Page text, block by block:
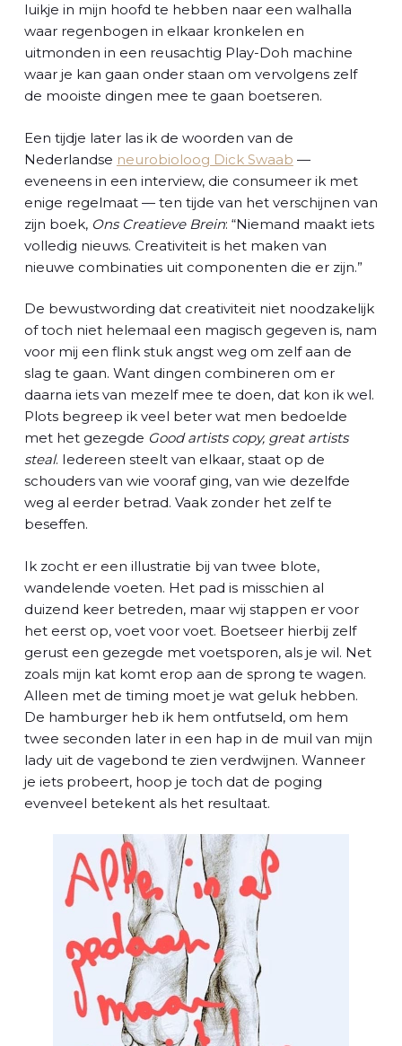
luikje in mijn hoofd te hebben naar een walhalla
waar regenbogen in elkaar kronkelen en
uitmonden in een reusachtig Play-Doh machine
waar je kan gaan onder staan om vervolgens zelf
de mooiste dingen mee te gaan boetseren.
Een tijdje later las ik de woorden van de
Nederlandse neurobioloog Dick Swaab —
eveneens in een interview, die consumeer ik met
enige regelmaat — ten tijde van het verschijnen van
zijn boek, Ons Creatieve Brein: “Niemand maakt iets
volledig nieuws. Creativiteit is het maken van
nieuwe combinaties uit componenten die er zijn.”
De bewustwording dat creativiteit niet noodzakelijk
of toch niet helemaal een magisch gegeven is, nam
voor mij een flink stuk angst weg om zelf aan de
slag te gaan. Want dingen combineren om er
daarna iets van mezelf mee te doen, dat kon ik wel.
Plots begreep ik veel beter wat men bedoelde
met het gezegde Good artists copy, great artists
steal. Iedereen steelt van elkaar, staat op de
schouders van wie vooraf ging, van wie dezelfde
weg al eerder betrad. Vaak zonder het zelf te
beseffen.
Ik zocht er een illustratie bij van twee blote,
wandelende voeten. Het pad is misschien al
duizend keer betreden, maar wij stappen er voor
het eerst op, voet voor voet. Boetseer hierbij zelf
gerust een gezegde met voetsporen, als je wil. Net
zoals mijn kat komt erop aan de sprong te wagen.
Alleen met de timing moet je wat geluk hebben.
De hamburger heb ik hem ontfutseld, om hem
twee seconden later in een hap in de muil van mijn
lady uit de vagebond te zien verdwijnen. Wanneer
je iets probeert, hoop je toch dat de poging
evenveel betekent als het resultaat.